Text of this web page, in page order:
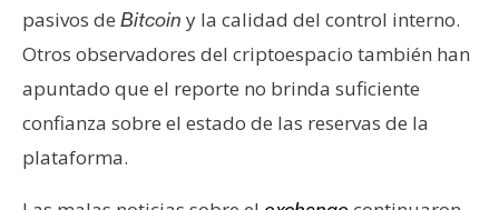
c
i
d
a
pasivos de Bitcoin y la calidad del control interno.
Otros observadores del criptoespacio también han
apuntado que el reporte no brinda suficiente
confianza sobre el estado de las reservas de la
plataforma.